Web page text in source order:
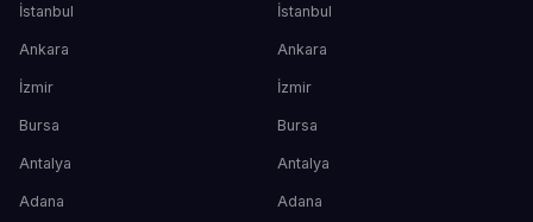
İstanbul
Ankara
İzmir
Bursa
Antalya
Adana
İstanbul
Ankara
İzmir
Bursa
Antalya
Adana